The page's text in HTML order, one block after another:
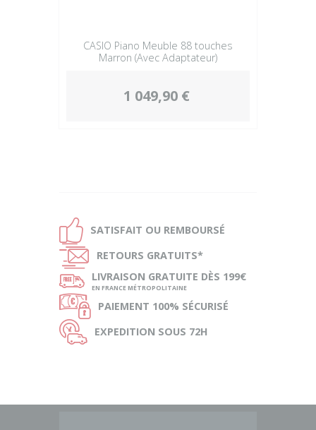
CASIO Piano Meuble 88 touches
Marron (Avec Adaptateur)
1 049,90 €
Ð SATISFAIT OU REMBOURSÉ
Ñ RETOURS GRATUITS*
ø LIVRAISON GRATUITE DÈS 199€
EN FRANCE MÉTROPOLITAINE
Ø PAIEMENT 100% SÉCURISÉ
Ù EXPEDITION SOUS 72H